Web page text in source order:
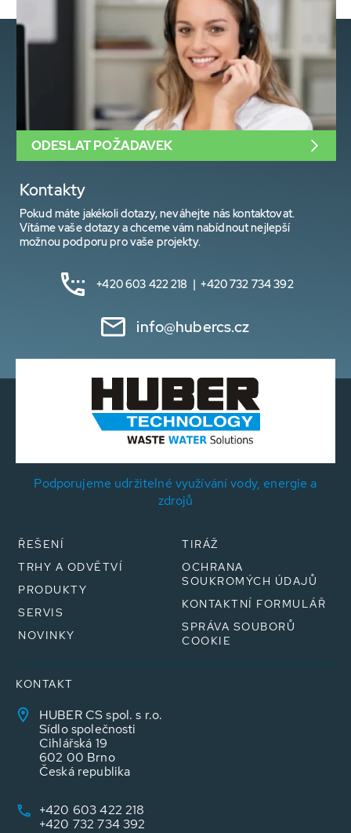
Kontakty
Pokud máte jakékoli dotazy, neváhejte nás kontaktovat.
Vítáme vaše dotazy a chceme vám nabídnout nejlepší
možnou podporu pro vaše projekty.
+420 603 422 218 | +420 732 734 392
info@hubercs.cz
ODESLAT POŽADAVEK
Podporujeme udržitelné využívání vody, energie a
zdrojů
ŘEŠENÍ
TRHY A ODVĚTVÍ
PRODUKTY
SERVIS
NOVINKY
TIRÁŽ
OCHRANA
SOUKROMÝCH ÚDAJŮ
KONTAKTNÍ FORMULÁŘ
SPRÁVA SOUBORŮ
COOKIE
KONTAKT
HUBER CS spol. s r.o.
Sídlo společnosti
Cihlářská 19
602 00 Brno
Česká republika
+420 603 422 218
+420 732 734 392